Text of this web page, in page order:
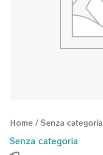
Home / Senza categoria
Senza categoria